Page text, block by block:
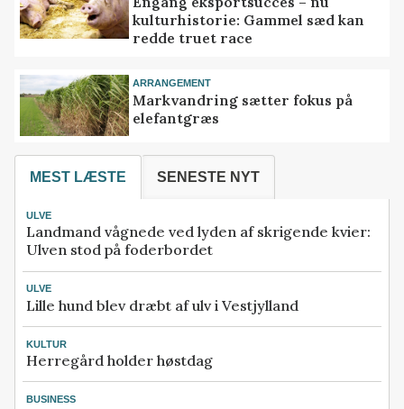
kulturhistorie: Gammel sæd kan
redde truet race
ARRANGEMENT
Markvandring sætter fokus på
elefantgræs
MEST LÆSTE SENESTE NYT
ULVE
Landmand vågnede ved lyden af skrigende kvier:
Ulven stod på foderbordet
ULVE
Lille hund blev dræbt af ulv i Vestjylland
KULTUR
Herregård holder høstdag
BUSINESS